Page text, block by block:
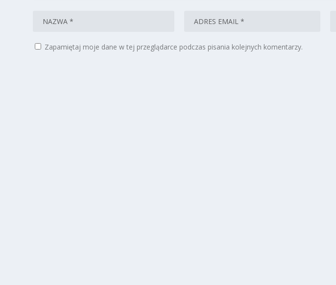
Zapamiętaj moje dane w tej przeglądarce podczas pisania kolejnych komentarzy.